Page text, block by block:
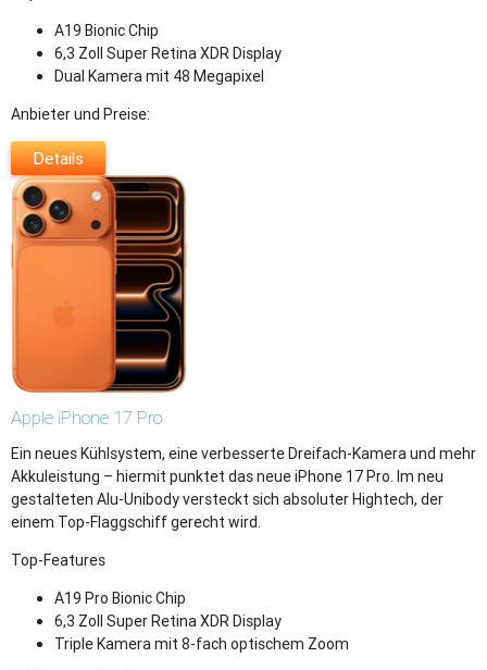
A19 Bionic Chip
6,3 Zoll Super Retina XDR Display
Dual Kamera mit 48 Megapixel
Anbieter und Preise:
Details
Apple iPhone 17 Pro
Ein neues Kühlsystem, eine verbesserte Dreifach-Kamera und mehr
Akkuleistung – hiermit punktet das neue iPhone 17 Pro. Im neu
gestalteten Alu-Unibody versteckt sich absoluter Hightech, der
einem Top-Flaggschiff gerecht wird.
Top-Features
A19 Pro Bionic Chip
6,3 Zoll Super Retina XDR Display
Triple Kamera mit 8-fach optischem Zoom